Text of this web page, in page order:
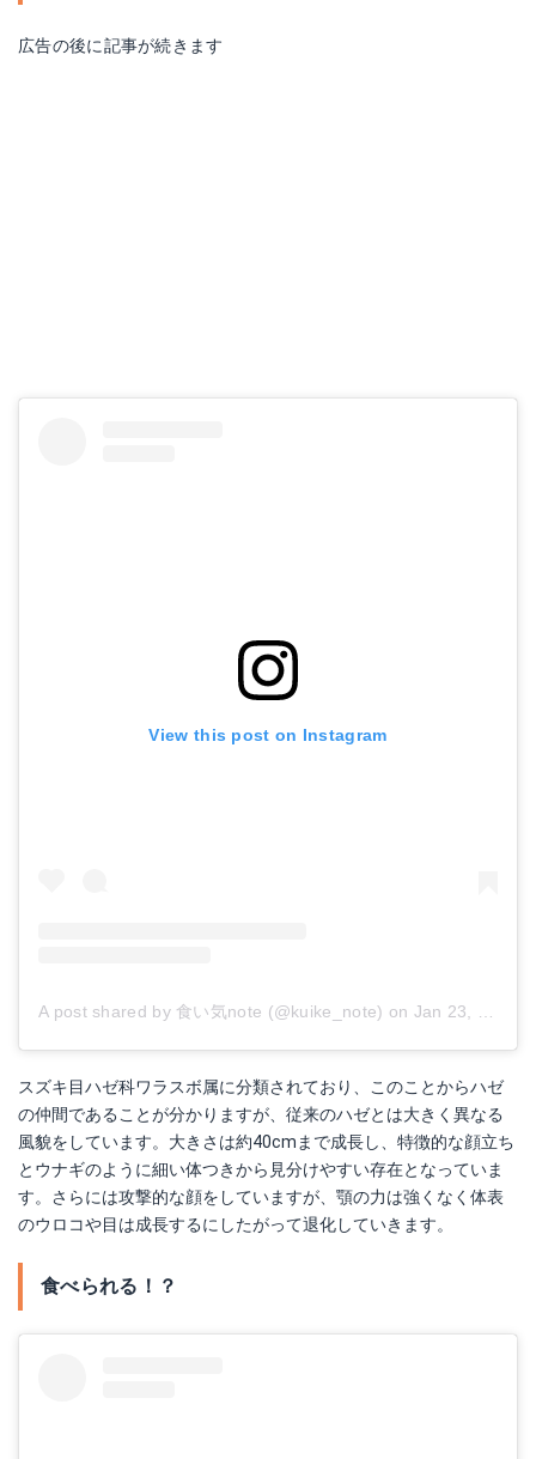
広告の後に記事が続きます
View this post on Instagram
A post shared by 食い気note (@kuike_note) on Jan 23, 2018 at 3:46pm PST
スズキ目ハゼ科ワラスボ属に分類されており、このことからハゼ
の仲間であることが分かりますが、従来のハゼとは大きく異なる
風貌をしています。大きさは約40cmまで成長し、特徴的な顔立ち
とウナギのように細い体つきから見分けやすい存在となっていま
す。さらには攻撃的な顔をしていますが、顎の力は強くなく体表
のウロコや目は成長するにしたがって退化していきます。
食べられる！？